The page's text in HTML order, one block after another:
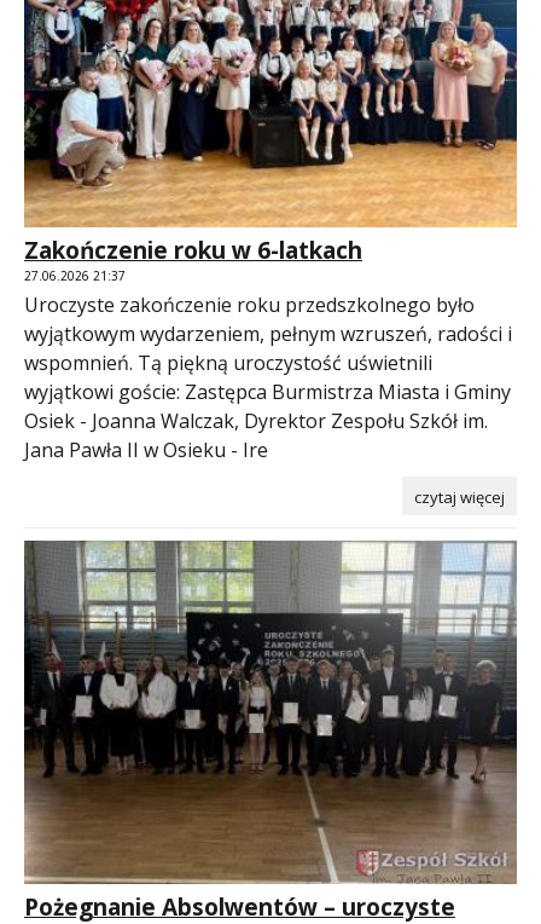
Zakończenie roku w 6-latkach
27.06.2026 21:37
Uroczyste zakończenie roku przedszkolnego było
wyjątkowym wydarzeniem, pełnym wzruszeń, radości i
wspomnień. Tą piękną uroczystość uświetnili
wyjątkowi goście: Zastępca Burmistrza Miasta i Gminy
Osiek - Joanna Walczak, Dyrektor Zespołu Szkół im.
Jana Pawła II w Osieku - Ire
czytaj więcej
Pożegnanie Absolwentów – uroczyste